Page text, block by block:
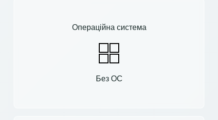
Операційна система
Без ОС